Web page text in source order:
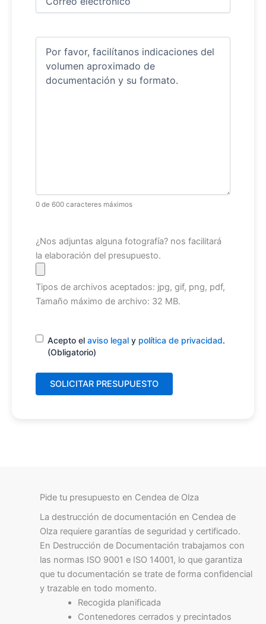
electrónico (Obligatorio)
Comentarios
0 de 600 caracteres máximos
Archivo
¿Nos adjuntas alguna fotografía? nos facilitará
la elaboración del presupuesto.
Tipos de archivos aceptados: jpg, gif, png, pdf,
Tamaño máximo de archivo: 32 MB.
Consentimiento(Obligatorio)
Acepto el aviso legal y política de privacidad.
(Obligatorio)
Pide tu presupuesto en Cendea de Olza
La destrucción de documentación en Cendea de
Olza requiere garantías de seguridad y certificado.
En Destrucción de Documentación trabajamos con
las normas ISO 9001 e ISO 14001, lo que garantiza
que tu documentación se trate de forma confidencial
y trazable en todo momento.
Recogida planificada
Contenedores cerrados y precintados